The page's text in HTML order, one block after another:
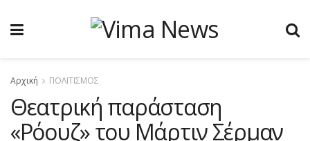
Αρχική ΠΟΛΙΤΙΣΜΟΣ
Θεατρική παράσταση
«Ρόουζ» του Μάρτιν Σέρμαν